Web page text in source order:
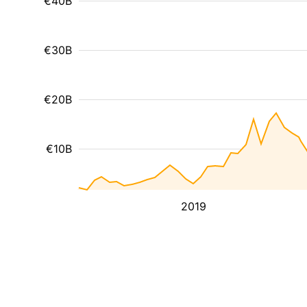
2019
€10B
€20B
€30B